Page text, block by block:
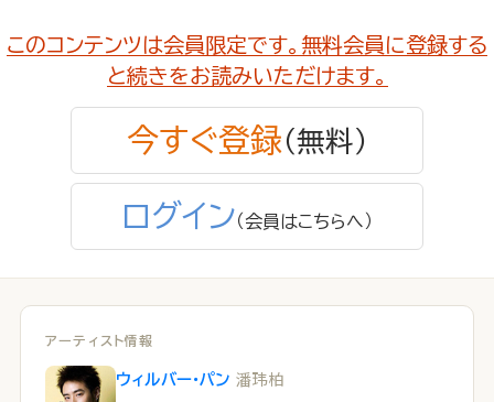
このコンテンツは会員限定です。無料会員に登録する
と続きをお読みいただけます。
今すぐ登録（無料）
ログイン（会員はこちらへ）
アーティスト情報
ウィルバー・パン 潘玮柏